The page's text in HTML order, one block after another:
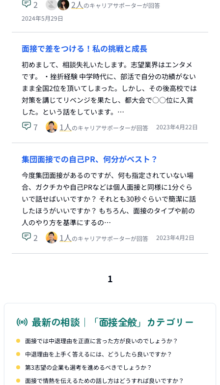
2 2人のキャリアサポーターが回答
2024年5月29日
面接で差をつける！私の挑戦と成長
初めまして、相談失礼いたします。志望業界はエンタメ
です。 ・挫折経験 中学時代に、部活で自分の功績がない
まま全国2位を頂いてしまった。しかし、その後高校では
対策を講じてリベンジを果たし、都大会で○○位に入賞
した。という話をしています。…
7 1人のキャリアサポーターが回答 2023年4月22日
集団面接での自己PR、何分がベスト？
今度集団面接があるのですが、何も指定されていない場
合、ガクチカや自己PRなどは個人面接と同様に1分ぐら
いで話せばいいですか？ それとも30秒ぐらいで簡潔に話
したほうがいいですか？ もちろん、面接のタイプや前の
人のやり方を基準にするの…
2 1人のキャリアサポーターが回答 2023年4月2日
1
最新の相談｜「面接全般」カテゴリー
面接では中退理由を正直に言った方が良いのでしょうか？
中退理由を上手く答えるには、どうしたら良いですか？
第3志望の企業も選考を進めるべきでしょうか？
面接で情熱を伝えるための話し方はどうすれば良いですか？